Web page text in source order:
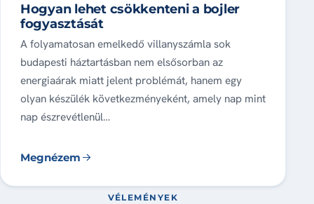
Hogyan lehet csökkenteni a bojler
fogyasztását
A folyamatosan emelkedő villanyszámla sok
budapesti háztartásban nem elsősorban az
energiaárak miatt jelent problémát, hanem egy
olyan készülék következményeként, amely nap mint
nap észrevétlenül…
Megnézem
VÉLEMÉNYEK